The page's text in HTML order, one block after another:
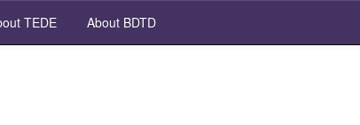
TEDE About BDTD